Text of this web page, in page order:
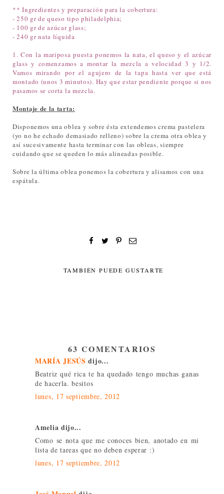
** Ingredientes y preparación para la cobertura:
- 250 gr de queso tipo philadelphia;
- 100 gr de azúcar glass;
- 240 gr nata líquida
1. Con la mariposa puesta ponemos la nata, el queso y el azúcar
glass y comenzamos a montar la mezcla a velocidad 3 y 1/2.
Vamos mirando por el agujero de la tapa hasta ver que está
montado (unos 3 minutos). Hay que estar pendiente porque si nos
pasamos se corta la mezcla.
Montaje de la tarta:
Disponemos una oblea y sobre ésta extendemos crema pastelera
(yo no he echado demasiado relleno) sobre la crema otra oblea y
así sucesivamente hasta terminar con las obleas, siempre
cuidando que se queden lo más alineadas posible.
Sobre la última oblea ponemos la cobertura y alisamos con una
espátula.
TAMBIÉN PUEDE GUSTARTE
63 COMENTARIOS
MARÍA JESÚS dijo...
Beatriz qué rica te ha quedado tengo muchas ganas
de hacerla. besitos
lunes, 17 septiembre, 2012
Amelia dijo...
Como se nota que me conoces bien, anotado en mi
lista de tareas que no deben esperar :)
lunes, 17 septiembre, 2012